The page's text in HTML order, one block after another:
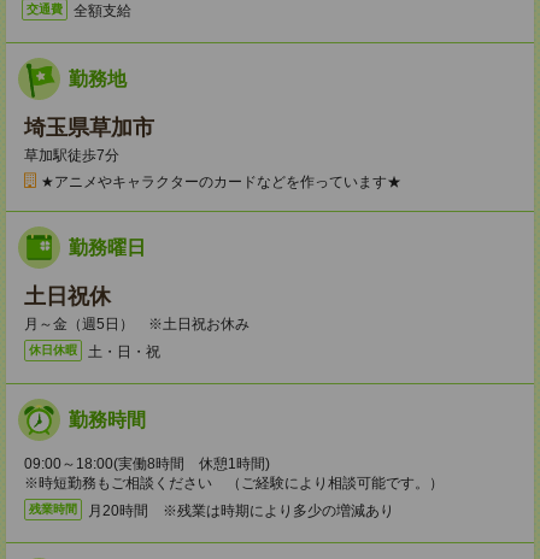
交通費 全額支給
勤務地
埼玉県草加市
草加駅徒歩7分
★アニメやキャラクターのカードなどを作っています★
勤務曜日
土日祝休
月～金（週5日） ※土日祝お休み
休日休暇 土・日・祝
勤務時間
09:00～18:00(実働8時間 休憩1時間)
※時短勤務もご相談ください （ご経験により相談可能です。）
残業時間 月20時間 ※残業は時期により多少の増減あり